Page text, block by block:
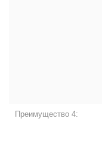
Преимущество 4: